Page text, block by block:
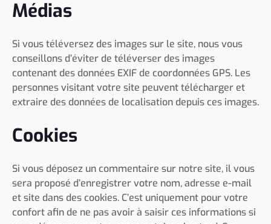
Médias
Si vous téléversez des images sur le site, nous vous
conseillons d’éviter de téléverser des images
contenant des données EXIF de coordonnées GPS. Les
personnes visitant votre site peuvent télécharger et
extraire des données de localisation depuis ces images.
Cookies
Si vous déposez un commentaire sur notre site, il vous
sera proposé d’enregistrer votre nom, adresse e-mail
et site dans des cookies. C’est uniquement pour votre
confort afin de ne pas avoir à saisir ces informations si